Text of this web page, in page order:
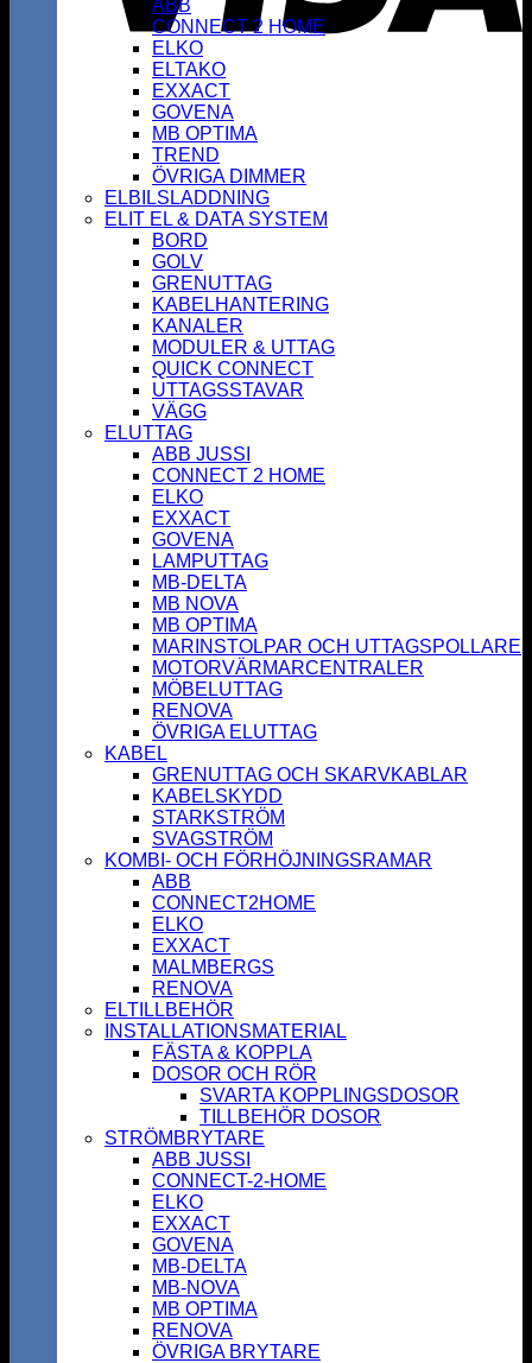
ABB
CONNECT 2 HOME
ELKO
ELTAKO
EXXACT
GOVENA
MB OPTIMA
TREND
ÖVRIGA DIMMER
ELBILSLADDNING
ELIT EL & DATA SYSTEM
BORD
GOLV
GRENUTTAG
KABELHANTERING
KANALER
MODULER & UTTAG
QUICK CONNECT
UTTAGSSTAVAR
VÄGG
ELUTTAG
ABB JUSSI
CONNECT 2 HOME
ELKO
EXXACT
GOVENA
LAMPUTTAG
MB-DELTA
MB NOVA
MB OPTIMA
MARINSTOLPAR OCH UTTAGSPOLLARE
MOTORVÄRMARCENTRALER
MÖBELUTTAG
RENOVA
ÖVRIGA ELUTTAG
KABEL
GRENUTTAG OCH SKARVKABLAR
KABELSKYDD
STARKSTRÖM
SVAGSTRÖM
KOMBI- OCH FÖRHÖJNINGSRAMAR
ABB
CONNECT2HOME
ELKO
EXXACT
MALMBERGS
RENOVA
ELTILLBEHÖR
INSTALLATIONSMATERIAL
FÄSTA & KOPPLA
DOSOR OCH RÖR
SVARTA KOPPLINGSDOSOR
TILLBEHÖR DOSOR
STRÖMBRYTARE
ABB JUSSI
CONNECT-2-HOME
ELKO
EXXACT
GOVENA
MB-DELTA
MB-NOVA
MB OPTIMA
RENOVA
ÖVRIGA BRYTARE